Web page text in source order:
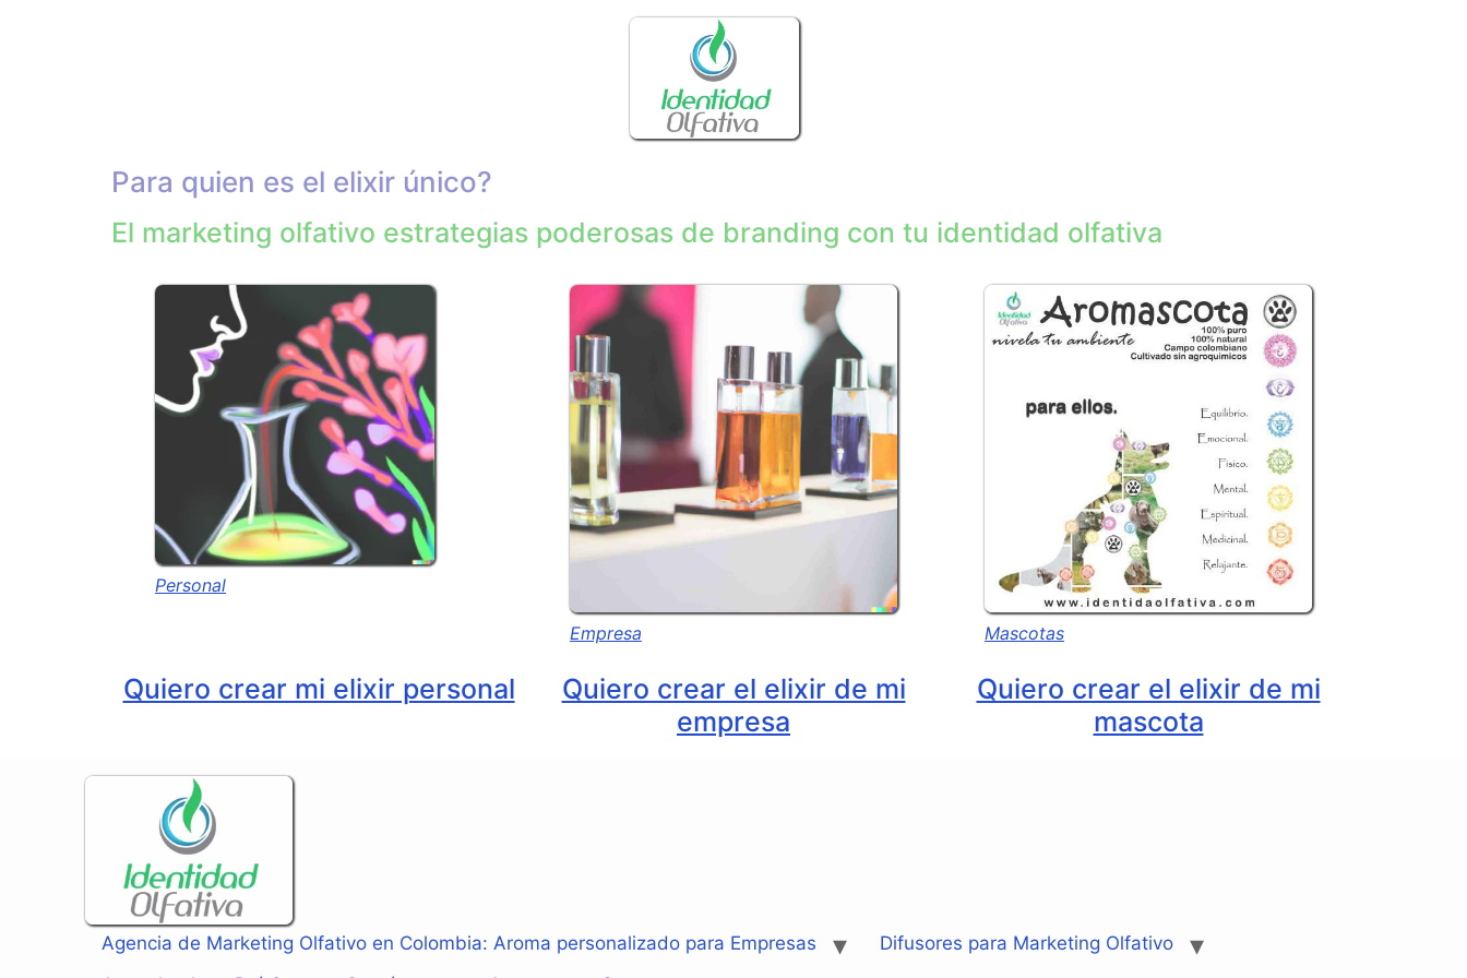
Para quien es el elixir único?
El marketing olfativo estrategias poderosas de branding con tu identidad olfativa
Personal
Empresa Mascotas
Quiero crear mi elixir personal
Quiero crear el elixir de mi
empresa
Quiero crear el elixir de mi
mascota
Agencia de Marketing Olfativo en Colombia: Aroma personalizado para Empresas
Difusores para Marketing Olfativo